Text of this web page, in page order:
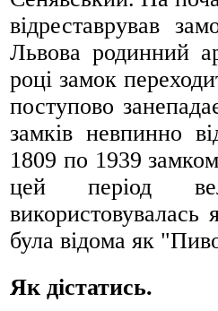
відреставрував
Львова родинний
році замок
поступово
замків невпинно
1809 по 1939
цей період
використовувалась
була відома як
Як дістатись.